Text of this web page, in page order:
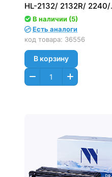
HL-2132/ 2132R/ 2240/
2250, DCP-7057R/ 7060
(2500стр.)
В наличии (5)
Есть аналоги
код товара: 36556
В корзину